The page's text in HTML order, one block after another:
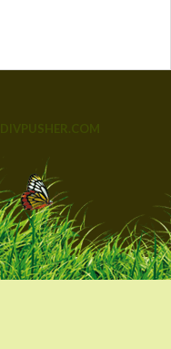
DIVPUSHER.COM